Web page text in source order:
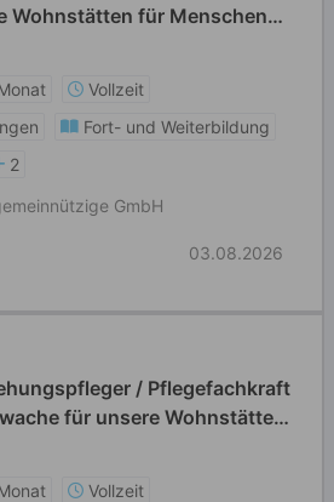
Wohnstätten für Menschen
Vollzeit
Fort- und Weiterbildung
2
GmbH
03.08.2026
/ Pflegefachkraft
für unsere Wohnstätten
Vollzeit